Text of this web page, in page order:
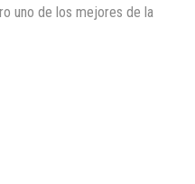
uno de los mejores de la